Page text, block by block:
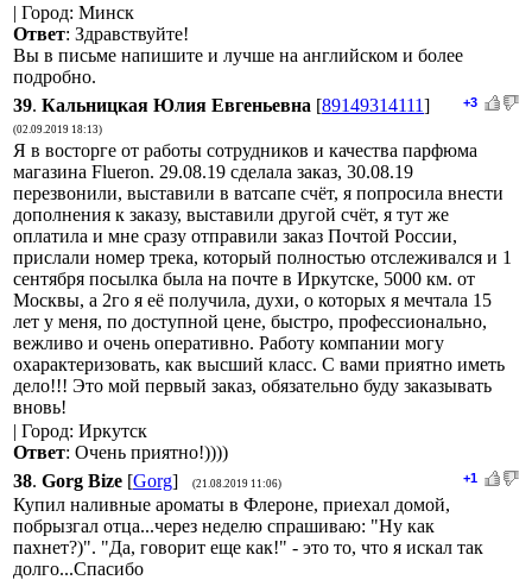
| Город: Минск
Ответ: Здравствуйте!
Вы в письме напишите и лучше на английском и более
подробно.
+3
39. Кальницкая Юлия Евгеньевна [89149314111]
(02.09.2019 18:13)
Я в восторге от работы сотрудников и качества парфюма
магазина Flueron. 29.08.19 сделала заказ, 30.08.19
перезвонили, выставили в ватсапе счёт, я попросила внести
дополнения к заказу, выставили другой счёт, я тут же
оплатила и мне сразу отправили заказ Почтой России,
прислали номер трека, который полностью отслеживался и 1
сентября посылка была на почте в Иркутске, 5000 км. от
Москвы, а 2го я её получила, духи, о которых я мечтала 15
лет у меня, по доступной цене, быстро, профессионально,
вежливо и очень оперативно. Работу компании могу
охарактеризовать, как высший класс. С вами приятно иметь
дело!!! Это мой первый заказ, обязательно буду заказывать
вновь!
| Город: Иркутск
Ответ: Очень приятно!))))
+1
38. Gorg Bize [Gorg] (21.08.2019 11:06)
Купил наливные ароматы в Флероне, приехал домой,
побрызгал отца...через неделю спрашиваю: "Ну как
пахнет?)". "Да, говорит еще как!" - это то, что я искал так
долго...Спасибо